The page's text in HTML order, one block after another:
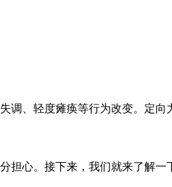
、轻度瘫痪等行为改变。定向
心。接下来，我们就来了解一